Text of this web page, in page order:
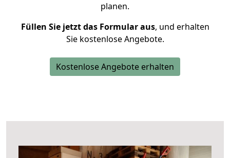
planen.
Füllen Sie jetzt das Formular aus, und erhalten
Sie kostenlose Angebote.
Kostenlose Angebote erhalten